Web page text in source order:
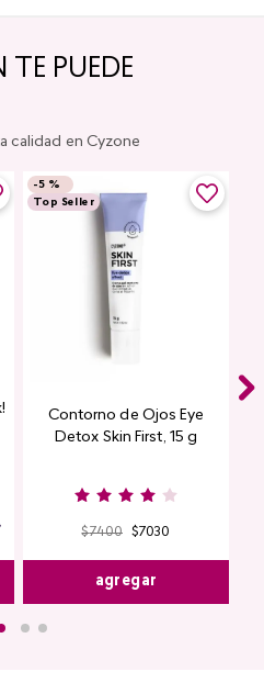
TE PUEDE
calidad en Cyzone
-5 %
Top Seller
Contorno de Ojos Eye
Detox Skin First, 15 g
$7400 $7030
agregar